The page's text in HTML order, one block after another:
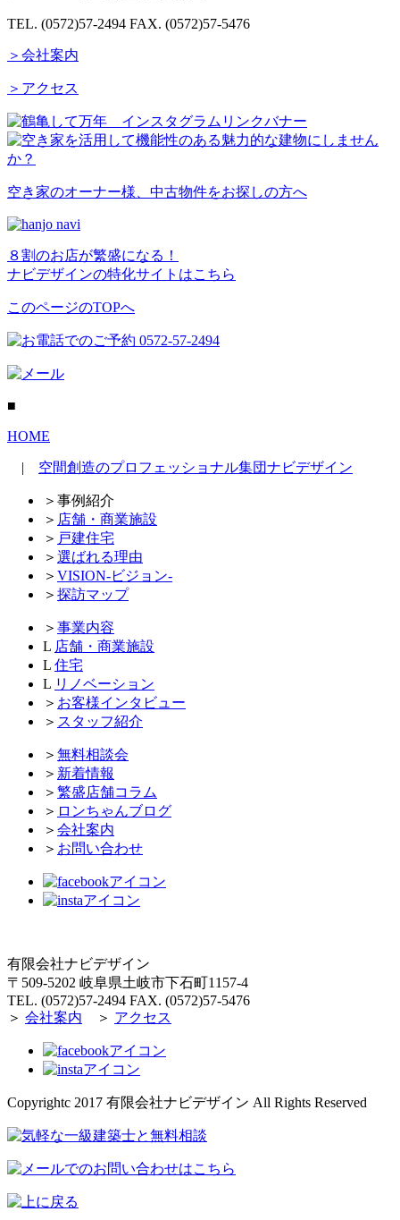
TEL. (0572)57-2494 FAX. (0572)57-5476
＞会社案内
＞アクセス
空き家のオーナー様、中古物件をお探しの方へ
８割のお店が繁盛になる！
ナビデザインの特化サイトはこちら
このページのTOPへ
■
HOME
| 空間創造のプロフェッショナル集団ナビデザイン
＞ 事例紹介
＞ 店舗・商業施設
＞ 戸建住宅
＞ 選ばれる理由
＞ VISION-ビジョン-
＞ 探訪マップ
＞ 事業内容
L 店舗・商業施設
L 住宅
L リノベーション
＞ お客様インタビュー
＞ スタッフ紹介
＞ 無料相談会
＞ 新着情報
＞ 繁盛店舗コラム
＞ ロンちゃんブログ
＞ 会社案内
＞ お問い合わせ
有限会社ナビデザイン
〒509-5202 岐阜県土岐市下石町1157-4
TEL. (0572)57-2494 FAX. (0572)57-5476
＞ 会社案内 ＞ アクセス
Copyrightc 2017 有限会社ナビデザイン All Rights Reserved